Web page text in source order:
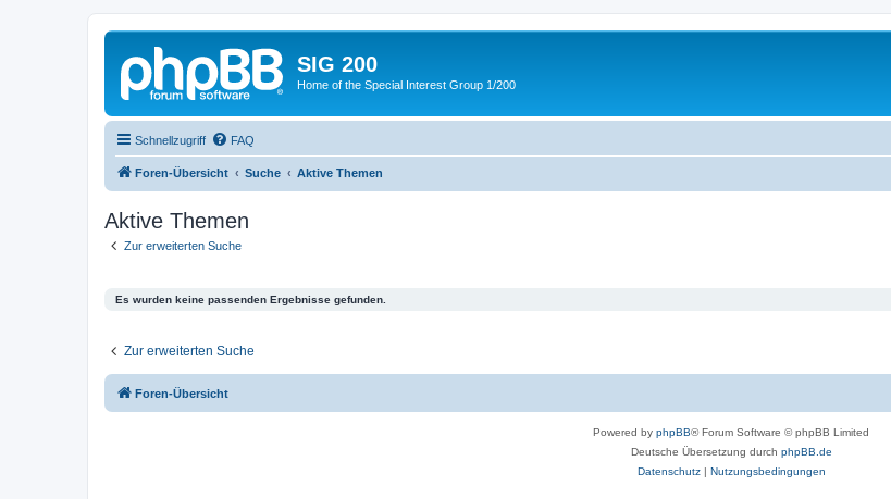
SIG 200
Home of the Special Interest Group 1/200
Schnellzugriff FAQ
Foren-Übersicht Suche Aktive Themen
Aktive Themen
Zur erweiterten Suche
Es wurden keine passenden Ergebnisse gefunden.
Zur erweiterten Suche
Foren-Übersicht
Powered by phpBB® Forum Software © phpBB Limited
Deutsche Übersetzung durch phpBB.de
Datenschutz| Nutzungsbedingungen